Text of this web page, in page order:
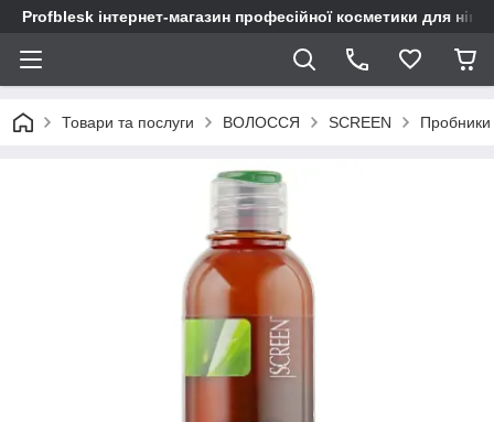
Profblesk інтернет-магазин професійної косметики для
Товари та послуги ВОЛОССЯ SСREEN